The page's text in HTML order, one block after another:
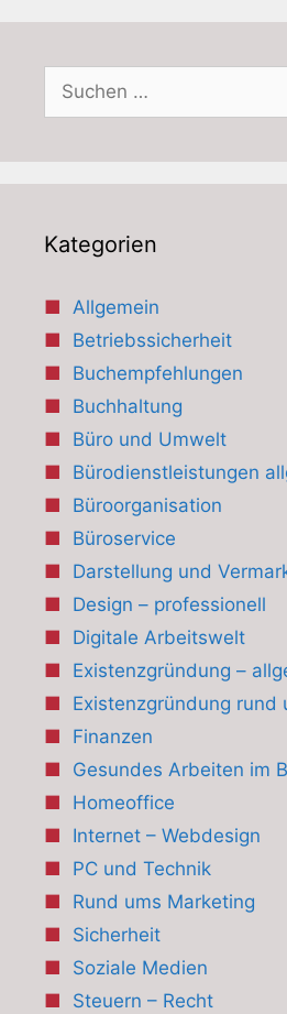
Suchen
nach:
Kategorien
Allgemein
Betriebssicherheit
Buchempfehlungen
Buchhaltung
Büro und Umwelt
Bürodienstleistungen
Büroorganisation
Büroservice
Darstellung und
Design – professionell
Digitale Arbeitswelt
Existenzgründung –
Existenzgründung rund
Finanzen
Gesundes Arbeiten im
Homeoffice
Internet – Webdesign
PC und Technik
Rund ums Marketing
Sicherheit
Soziale Medien
Steuern – Recht